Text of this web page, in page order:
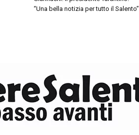
“Una bella notizia per tutto il Salento”